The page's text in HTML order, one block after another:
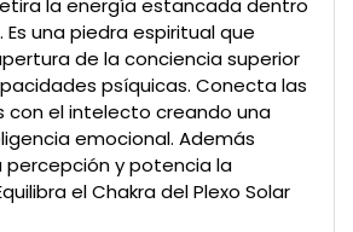
la energía estancada dentro
Es una piedra espiritual que
de la conciencia superior
psíquicas. Conecta las
con el intelecto creando una
emocional. Además
percepción y potencia la
el Chakra del Plexo Solar